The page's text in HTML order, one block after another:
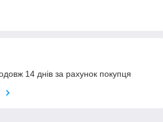
14 днів за рахунок покупця